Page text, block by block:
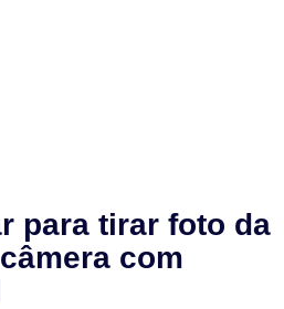
para tirar foto da
com